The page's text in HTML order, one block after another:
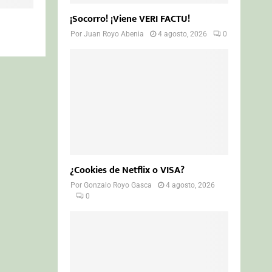
¡Socorro! ¡Viene VERI FACTU!
PorJuan Royo Abenia 4 agosto, 2026 0
¿Cookies de Netflix o VISA?
PorGonzalo Royo Gasca
4 agosto, 2026
0